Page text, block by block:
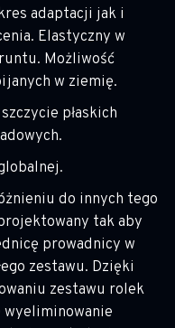
adaptacji jak i
Elastyczny w
Możliwość
w ziemię.
płaskich
do innych tego
tak aby
prowadnicy w
zestawu. Dzięki
zestawu rolek
wyeliminowanie